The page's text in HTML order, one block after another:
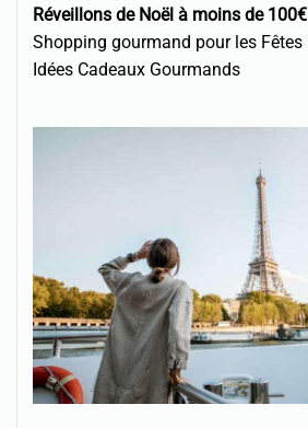
Réveillons de Noël à moins de 100€
Shopping gourmand pour les Fêtes
Idées Cadeaux Gourmands